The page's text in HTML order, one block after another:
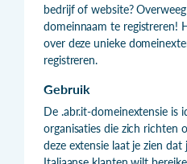
bedrijf of website?
domeinnaam te registreren!
over deze unieke
registreren.
Gebruik
De .abr.it-domeinextensie is
organisaties die zich richten
deze extensie laat je zien